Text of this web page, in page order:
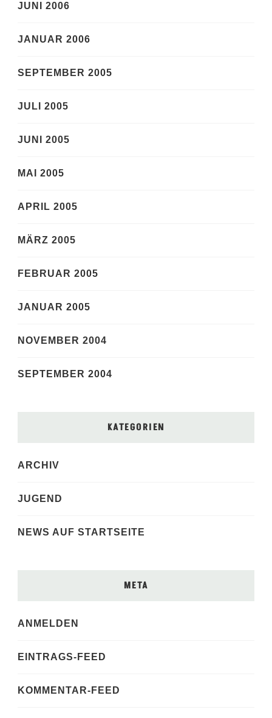
JUNI 2006
JANUAR 2006
SEPTEMBER 2005
JULI 2005
JUNI 2005
MAI 2005
APRIL 2005
MÄRZ 2005
FEBRUAR 2005
JANUAR 2005
NOVEMBER 2004
SEPTEMBER 2004
KATEGORIEN
ARCHIV
JUGEND
NEWS AUF STARTSEITE
META
ANMELDEN
EINTRAGS-FEED
KOMMENTAR-FEED